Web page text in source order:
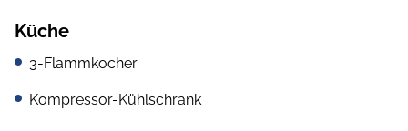
Küche
3-Flammkocher
Kompressor-Kühlschrank